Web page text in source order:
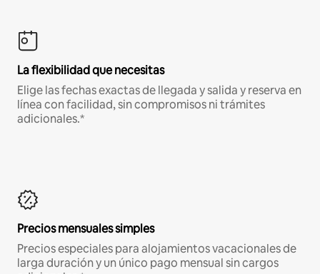
La flexibilidad que necesitas
Elige las fechas exactas de llegada y salida y reserva en
línea con facilidad, sin compromisos ni trámites
adicionales.*
Precios mensuales simples
Precios especiales para alojamientos vacacionales de
larga duración y un único pago mensual sin cargos